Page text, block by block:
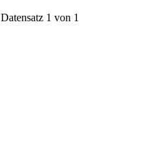
Datensatz 1 von 1